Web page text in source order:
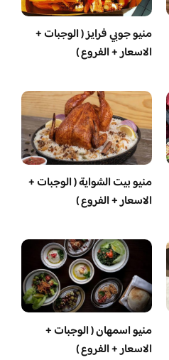
منيو جوبي فرايز ( الوجبات +
الاسعار + الفروع )
منيو بيت الشواية ( الوجبات +
الاسعار + الفروع )
منيو اسمهان ( الوجبات +
الاسعار + الفروع )